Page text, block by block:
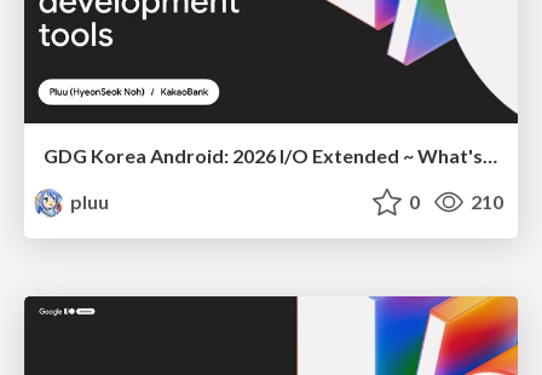
GDG Korea Android: 2026 I/O Extended ~ What's new in Android development tools
pluu
0 210